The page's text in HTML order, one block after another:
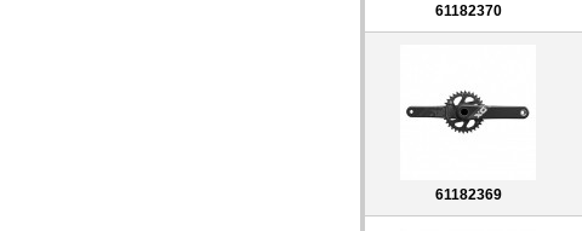
61182370
61182369